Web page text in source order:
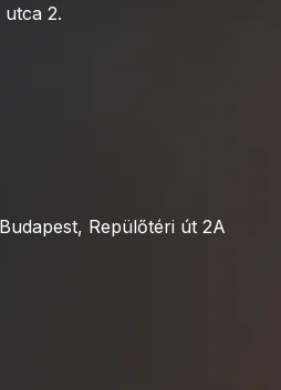
2.
Repülőtéri út 2A